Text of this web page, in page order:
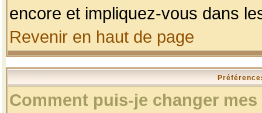
encore et impliquez-vous dans
Revenir en haut de page
Comment puis-je changer